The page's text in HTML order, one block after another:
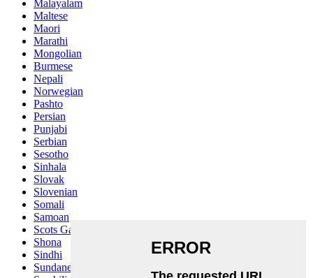
Malayalam
Maltese
Maori
Marathi
Mongolian
Burmese
Nepali
Norwegian
Pashto
Persian
Punjabi
Serbian
Sesotho
Sinhala
Slovak
Slovenian
Somali
Samoan
Scots Gaelic
Shona
Sindhi
Sundanese